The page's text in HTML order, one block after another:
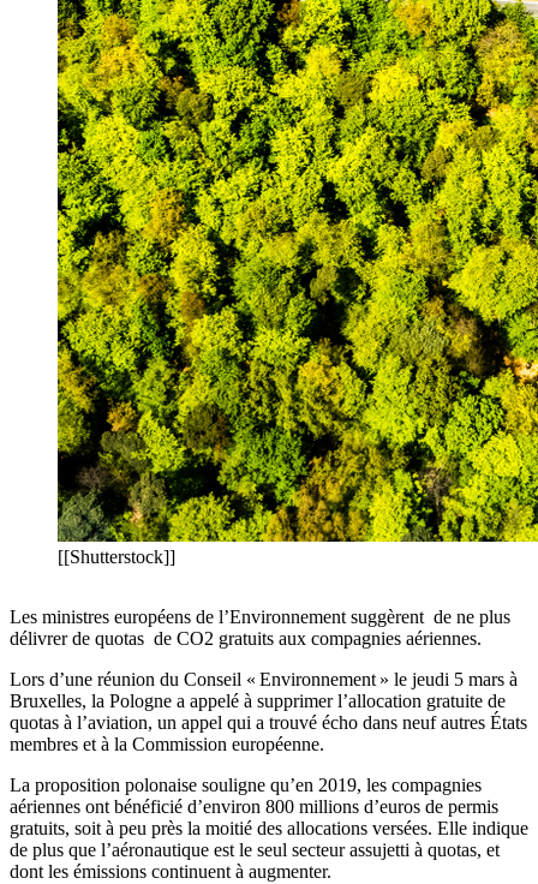
[[Shutterstock]]
Les ministres européens de l’Environnement suggèrent de ne plus
délivrer de quotas de CO2 gratuits aux compagnies aériennes.
Lors d’une réunion du Conseil « Environnement » le jeudi 5 mars à
Bruxelles, la Pologne a appelé à supprimer l’allocation gratuite de
quotas à l’aviation, un appel qui a trouvé écho dans neuf autres États
membres et à la Commission européenne.
La proposition polonaise souligne qu’en 2019, les compagnies
aériennes ont bénéficié d’environ 800 millions d’euros de permis
gratuits, soit à peu près la moitié des allocations versées. Elle indique
de plus que l’aéronautique est le seul secteur assujetti à quotas, et
dont les émissions continuent à augmenter.